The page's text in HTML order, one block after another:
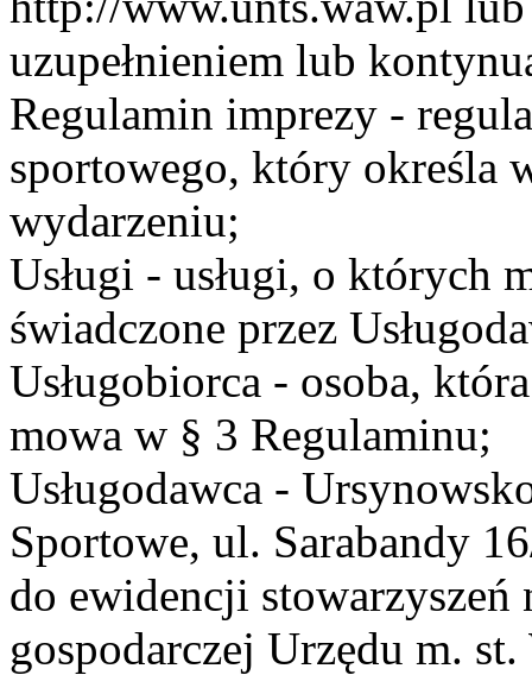
uzupełnieniem lub
Regulamin imprezy -
sportowego, który określa
wydarzeniu;
Usługi - usługi, o których
świadczone przez
Usługobiorca - osoba,
mowa w § 3 Regulaminu;
Usługodawca -
Sportowe, ul. Sarabandy
do ewidencji stowarzyszeń
gospodarczej Urzędu m.